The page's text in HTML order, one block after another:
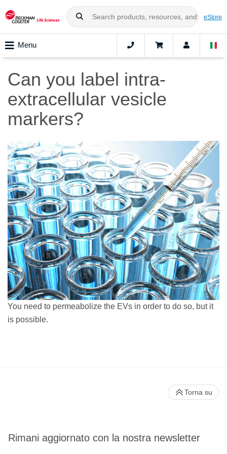
eStore
Menu
Can you label intra-
extracellular vesicle
markers?
You need to permeabolize the EVs in order to do so, but it
is possible.
Rimani aggiornato con la nostra newsletter
Torna su